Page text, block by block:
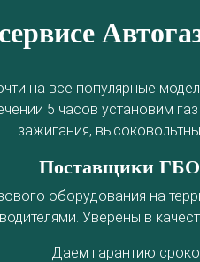
на все популярные
5 часов установим
зажигания,
Поставщики ГБО
оборудования на
Уверены в
Даем гарантию